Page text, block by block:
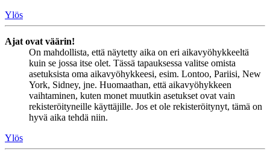
Ylös
Ajat ovat väärin!
On mahdollista, että näytetty aika on eri aikavyöhykkeeltä
kuin se jossa itse olet. Tässä tapauksessa valitse omista
asetuksista oma aikavyöhykkeesi, esim. Lontoo, Pariisi, New
York, Sidney, jne. Huomaathan, että aikavyöhykkeen
vaihtaminen, kuten monet muutkin asetukset ovat vain
rekisteröityneille käyttäjille. Jos et ole rekisteröitynyt, tämä on
hyvä aika tehdä niin.
Ylös